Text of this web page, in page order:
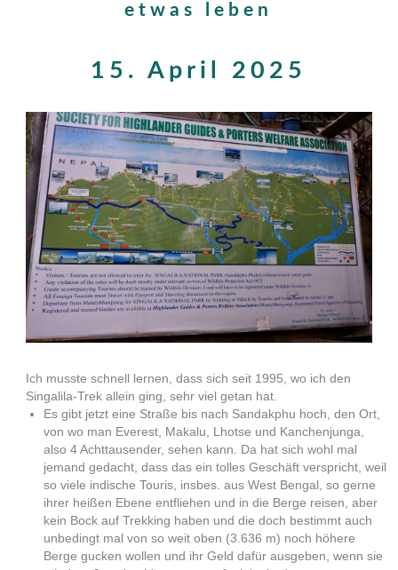
etwas leben
15. April 2025
Ich musste schnell lernen, dass sich seit 1995, wo ich den
Singalila-Trek allein ging, sehr viel getan hat.
Es gibt jetzt eine Straße bis nach Sandakphu hoch, den Ort,
von wo man Everest, Makalu, Lhotse und Kanchenjunga,
also 4 Achttausender, sehen kann. Da hat sich wohl mal
jemand gedacht, dass das ein tolles Geschäft verspricht, weil
so viele indische Touris, insbes. aus West Bengal, so gerne
ihrer heißen Ebene entfliehen und in die Berge reisen, aber
kein Bock auf Trekking haben und die doch bestimmt auch
unbedingt mal von so weit oben (3.636 m) noch höhere
Berge gucken wollen und ihr Geld dafür ausgeben, wenn sie